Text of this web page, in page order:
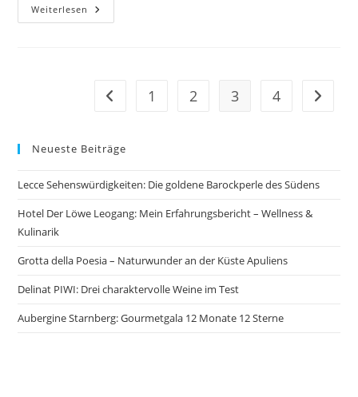
Weiterlesen Flug
Nach
Zur vorherigen Seite
1 2 3 4 Zur
Neueste Beiträge
Lecce Sehenswürdigkeiten: Die goldene Barockperle des Südens
Hotel Der Löwe Leogang: Mein Erfahrungsbericht – Wellness &
Kulinarik
Grotta della Poesia – Naturwunder an der Küste Apuliens
Delinat PIWI: Drei charaktervolle Weine im Test
Aubergine Starnberg: Gourmetgala 12 Monate 12 Sterne